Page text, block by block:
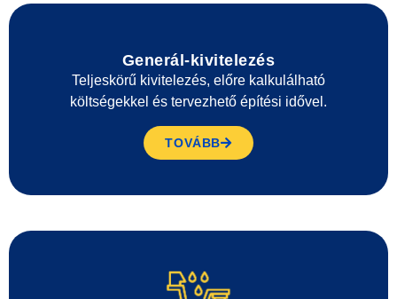
Generál-kivitelezés
Teljeskörű kivitelezés, előre kalkulálható
költségekkel és tervezhető építési idővel.
TOVÁBB